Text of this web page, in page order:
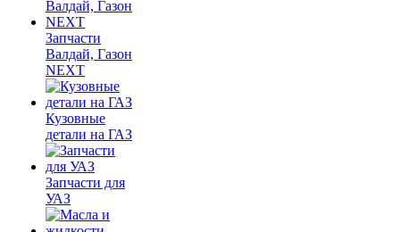
Запчасти
Валдай, Газон
NEXT
Кузовные
детали на ГАЗ
Запчасти для
УАЗ